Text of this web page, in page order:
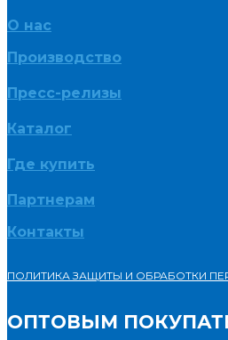
О нас
Производство
Пресс-релизы
Каталог
Где купить
Партнерам
Контакты
ПОЛИТИКА ЗАЩИТЫ И ОБРАБОТКИ
ОПТОВЫМ